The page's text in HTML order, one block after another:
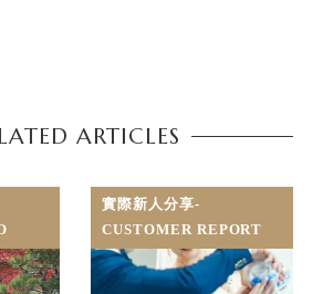
ARTICLES
實際新人分享-
CUSTOMER REPORT